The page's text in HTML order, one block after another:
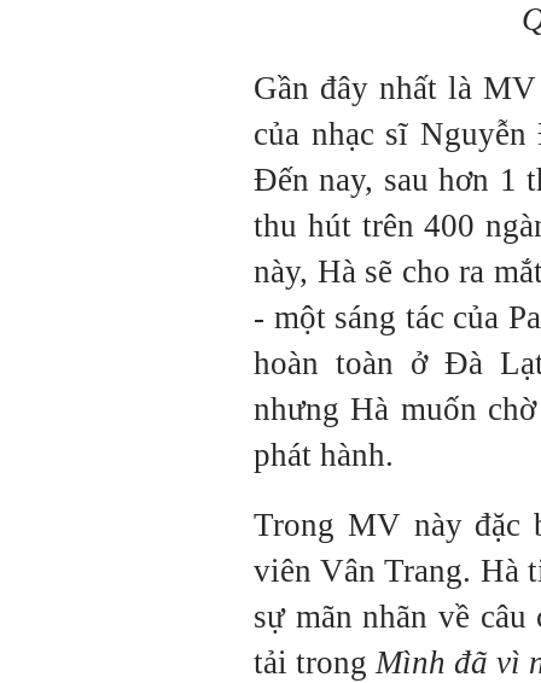
Gần đây nhất là
của nhạc sĩ
Đến nay, sau hơn 1
thu hút trên 400
này, Hà sẽ cho ra
- một sáng tác của
hoàn toàn ở Đà
nhưng Hà muốn
phát hành.
Trong MV này đặc
viên Vân Trang. Hà
sự mãn nhãn về
tải trongMình đã vì